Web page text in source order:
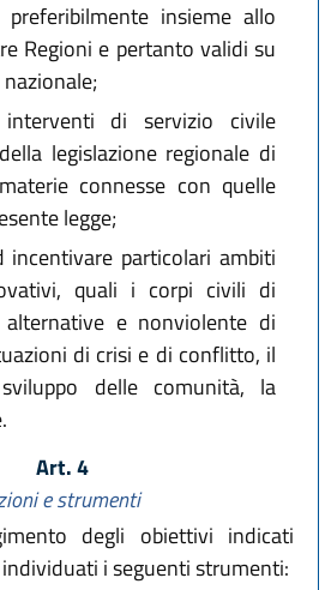
insieme allo
Regioni e pertanto validi su
di servizio civile
legislazione regionale di
connesse con quelle
legge;
incentivare particolari ambiti
quali i corpi civili di
e nonviolente di
di crisi e di conflitto, il
delle comunità, la
Art. 4
e strumenti
degli obiettivi indicati
i seguenti strumenti: